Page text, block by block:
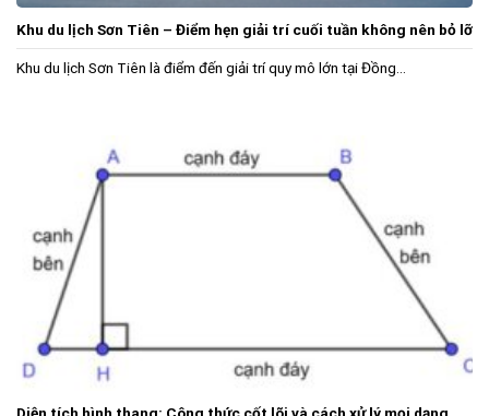
Khu du lịch Sơn Tiên – Điểm hẹn giải trí cuối tuần không nên bỏ lỡ
Khu du lịch Sơn Tiên là điểm đến giải trí quy mô lớn tại Đồng...